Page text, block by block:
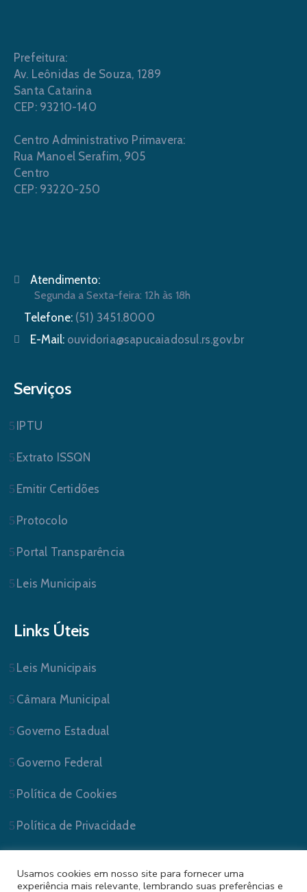
Prefeitura:
Av. Leônidas de Souza, 1289
Santa Catarina
CEP: 93210-140
Centro Administrativo Primavera:
Rua Manoel Serafim, 905
Centro
CEP: 93220-250
Atendimento:
Segunda a Sexta-feira: 12h às 18h
Telefone: (51) 3451.8000
E-Mail: ouvidoria@sapucaiadosul.rs.gov.br
Serviços
IPTU
Extrato ISSQN
Emitir Certidões
Protocolo
Portal Transparência
Leis Municipais
Links Úteis
Leis Municipais
Câmara Municipal
Governo Estadual
Governo Federal
Política de Cookies
Política de Privacidade
Usamos cookies em nosso site para fornecer uma
experiência mais relevante, lembrando suas preferências e